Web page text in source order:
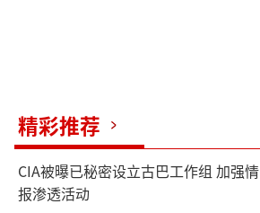
精彩推荐
CIA被曝已秘密设立古巴工作组 加强情
报渗透活动